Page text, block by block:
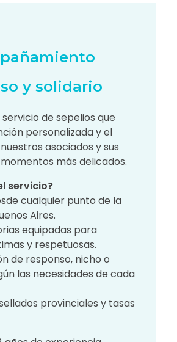
y solidario
de sepelios que
personalizada y el
asociados y sus
más delicados.
servicio?
cualquier punto de la
Aires.
equipadas para
y respetuosas.
de responso, nicho o
las necesidades de cada
provinciales y tasas